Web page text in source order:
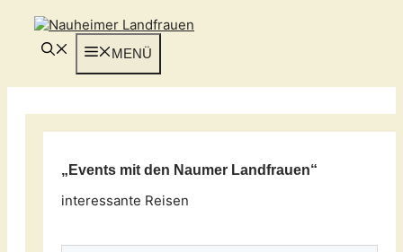
Inhalt
springen
MENÜ
„Events mit den Naumer Landfrauen“
interessante Reisen